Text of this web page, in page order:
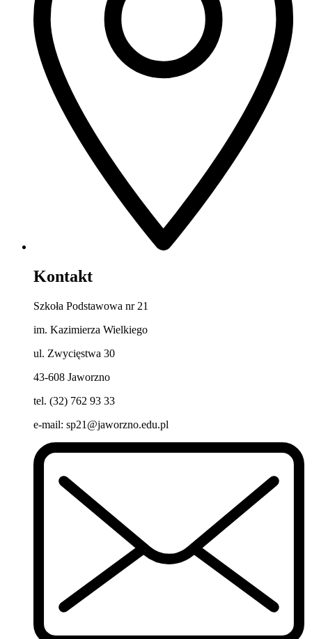
Kontakt
Szkoła Podstawowa nr 21
im. Kazimierza Wielkiego
ul. Zwycięstwa 30
43-608 Jaworzno
tel. (32) 762 93 33
e-mail: sp21@jaworzno.edu.pl